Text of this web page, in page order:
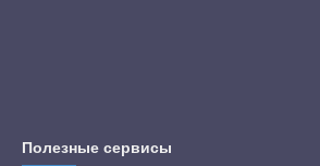
Полезные сервисы